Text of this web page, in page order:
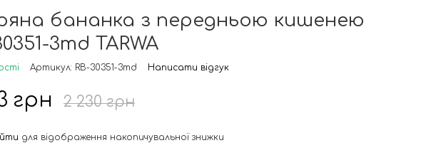
бананка з передньою кишенею
3md TARWA
Артикул: RB-30351-3md Написати відгук
грн 2 230 грн
для відображення накопичувальної знижки